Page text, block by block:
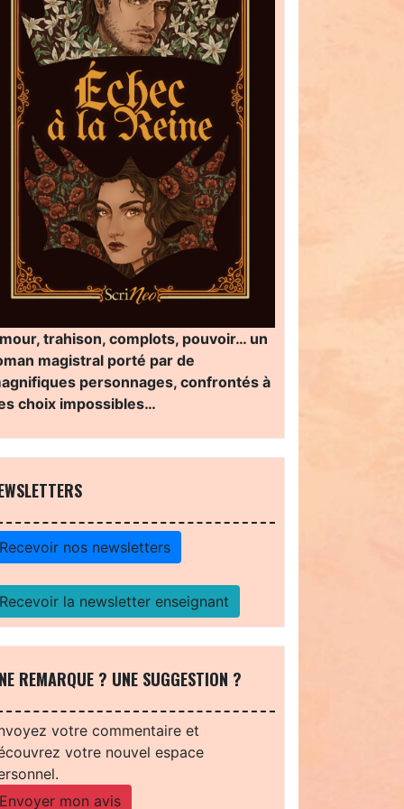
trahison, complots, pouvoir… un
magistral porté par de
personnages, confrontés à
choix impossibles…
Recevoir nos newsletters
Recevoir la newsletter enseignant
REMARQUE ? UNE SUGGESTION ?
votre commentaire et
votre nouvel espace
Envoyer mon avis